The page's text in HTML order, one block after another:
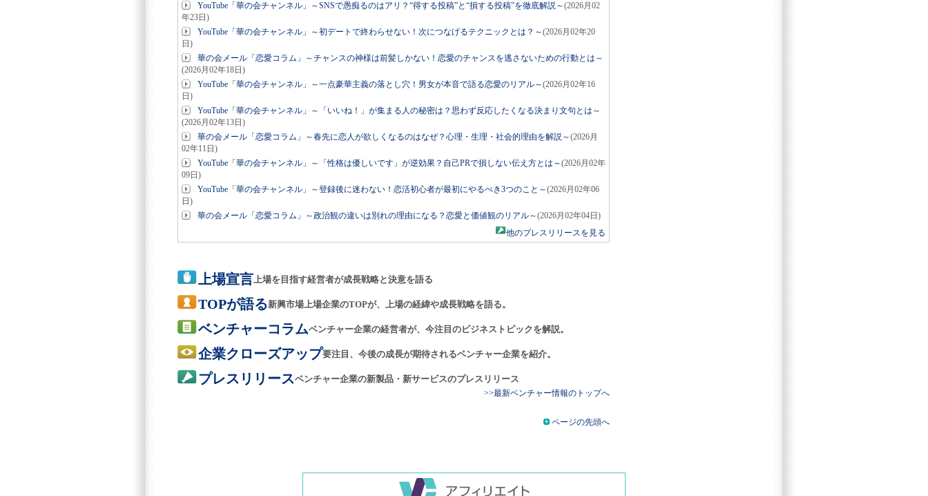
YouTube「華の会チャンネル」～SNSで愚痴るのはアリ？“得する投稿”と“損する投稿”を徹底解説～(2026月02
年23日)
YouTube「華の会チャンネル」～初デートで終わらせない！次につなげるテクニックとは？～(2026月02年20
日)
華の会メール「恋愛コラム」～チャンスの神様は前髪しかない！恋愛のチャンスを逃さないための行動とは～
(2026月02年18日)
YouTube「華の会チャンネル」～一点豪華主義の落とし穴！男女が本音で語る恋愛のリアル～(2026月02年16
日)
YouTube「華の会チャンネル」～「いいね！」が集まる人の秘密は？思わず反応したくなる決まり文句とは～
(2026月02年13日)
華の会メール「恋愛コラム」～春先に恋人が欲しくなるのはなぜ？心理・生理・社会的理由を解説～(2026月
02年11日)
YouTube「華の会チャンネル」～「性格は優しいです」が逆効果？自己PRで損しない伝え方とは～(2026月02年
09日)
YouTube「華の会チャンネル」～登録後に迷わない！恋活初心者が最初にやるべき3つのこと～(2026月02年06
日)
華の会メール「恋愛コラム」～政治観の違いは別れの理由になる？恋愛と価値観のリアル～(2026月02年04日)
他のプレスリリースを見る
上場宣言上場を目指す経営者が成長戦略と決意を語る
TOPが語る新興市場上場企業のTOPが、上場の経緯や成長戦略を語る。
ベンチャーコラムベンチャー企業の経営者が、今注目のビジネストピックを解説。
企業クローズアップ要注目、今後の成長が期待されるベンチャー企業を紹介。
プレスリリースベンチャー企業の新製品・新サービスのプレスリリース
>>最新ベンチャー情報のトップへ
ページの先頭へ